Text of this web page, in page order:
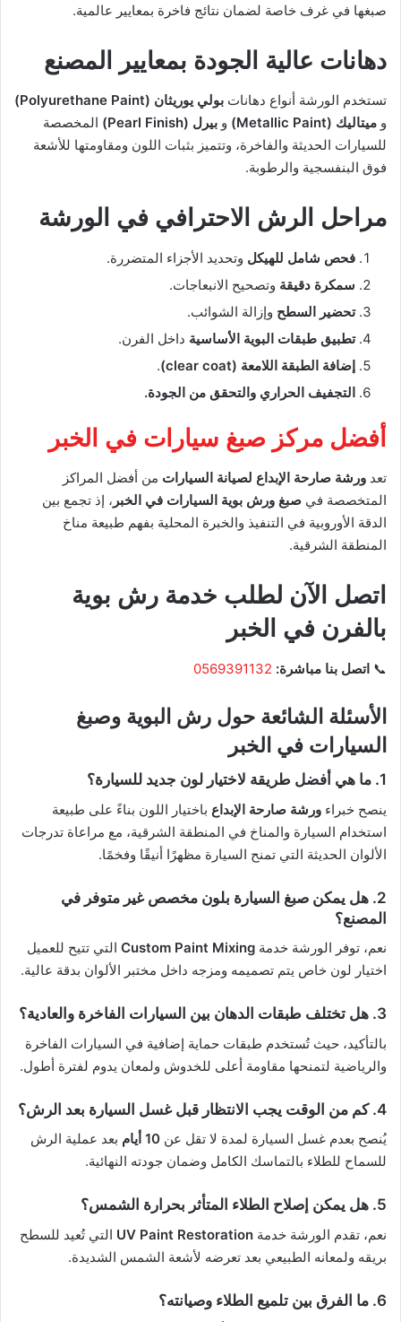
صبغها في غرف خاصة لضمان نتائج فاخرة بمعايير عالمية.
دهانات عالية الجودة بمعايير المصنع
تستخدم الورشة أنواع دهانات بولي يوريثان (Polyurethane Paint)
و ميتاليك (Metallic Paint) و بيرل (Pearl Finish)
المخصصة
للسيارات الحديثة والفاخرة، وتتميز بثبات اللون ومقاومتها للأشعة
فوق البنفسجية والرطوبة.
مراحل الرش الاحترافي في الورشة
فحص شامل للهيكل وتحديد الأجزاء المتضررة.
سمكرة دقيقة وتصحيح الانبعاجات.
تحضير السطح وإزالة الشوائب.
تطبيق طبقات البوية الأساسية داخل الفرن.
إضافة الطبقة اللامعة (clear coat)
.
التجفيف الحراري والتحقق من الجودة.
أفضل مركز صبغ سيارات في الخبر
تعد ورشة صارحة الإبداع لصيانة السيارات من أفضل المراكز
المتخصصة في صبغ ورش بوية السيارات في الخبر ، إذ تجمع بين
الدقة الأوروبية في التنفيذ والخبرة المحلية بفهم طبيعة مناخ
المنطقة الشرقية.
اتصل الآن لطلب خدمة رش بوية
بالفرن في الخبر
📞 اتصل بنا مباشرة: 0569391132
الأسئلة الشائعة حول رش البوية وصبغ
السيارات في الخبر
1. ما هي أفضل طريقة لاختيار لون جديد للسيارة؟
ينصح خبراء ورشة صارحة الإبداع باختيار اللون بناءً على طبيعة
استخدام السيارة والمناخ في المنطقة الشرقية، مع مراعاة تدرجات
الألوان الحديثة التي تمنح السيارة مظهرًا أنيقًا وفخمًا.
2. هل يمكن صبغ السيارة بلون مخصص غير متوفر في
المصنع؟
نعم، توفر الورشة خدمة Custom Paint Mixing التي تتيح للعميل
اختيار لون خاص يتم تصميمه ومزجه داخل مختبر الألوان بدقة عالية.
3. هل تختلف طبقات الدهان بين السيارات الفاخرة والعادية؟
بالتأكيد، حيث تُستخدم طبقات حماية إضافية في السيارات الفاخرة
والرياضية لتمنحها مقاومة أعلى للخدوش ولمعان يدوم لفترة أطول.
4. كم من الوقت يجب الانتظار قبل غسل السيارة بعد الرش؟
يُنصح بعدم غسل السيارة لمدة لا تقل عن 10 أيام
بعد عملية الرش
للسماح للطلاء بالتماسك الكامل وضمان جودته النهائية.
5. هل يمكن إصلاح الطلاء المتأثر بحرارة الشمس؟
نعم، تقدم الورشة خدمة UV Paint Restoration التي تُعيد للسطح
بريقه ولمعانه الطبيعي بعد تعرضه لأشعة الشمس الشديدة.
6. ما الفرق بين تلميع الطلاء وصيانته؟